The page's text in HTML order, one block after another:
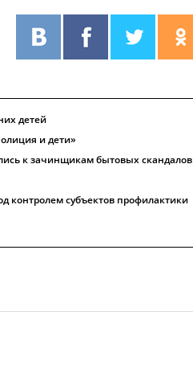
детей
и дети»
к зачинщикам бытовых скандалов
контролем субъектов профилактики